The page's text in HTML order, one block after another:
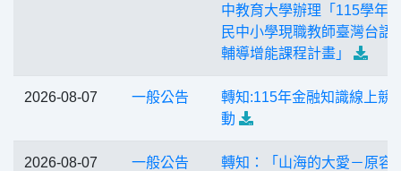
中教育大學辦理「115學年
民中小學現職教師臺灣台語
輔導增能課程計畫」
2026-08-07 一般公告
轉知:115年金融知識線上競
動
2026-08-07 一般公告
轉知：「山海的大愛－原容